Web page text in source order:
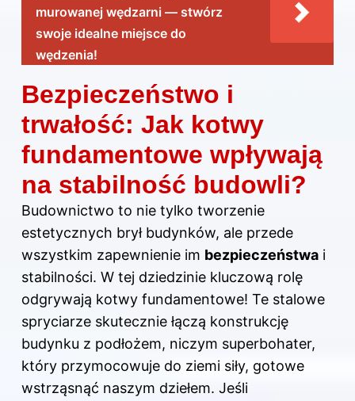
murowanej wędzarni — stwórz
swoje idealne miejsce do
wędzenia!
Bezpieczeństwo i
trwałość: Jak kotwy
fundamentowe wpływają
na stabilność budowli?
Budownictwo to nie tylko tworzenie
estetycznych brył budynków, ale przede
wszystkim zapewnienie im bezpieczeństwa i
stabilności. W tej dziedzinie kluczową rolę
odgrywają kotwy fundamentowe! Te stalowe
spryciarze skutecznie łączą konstrukcję
budynku z podłożem, niczym superbohater,
który przymocowuje do ziemi siły, gotowe
wstrząsnąć naszym dziełem. Jeśli